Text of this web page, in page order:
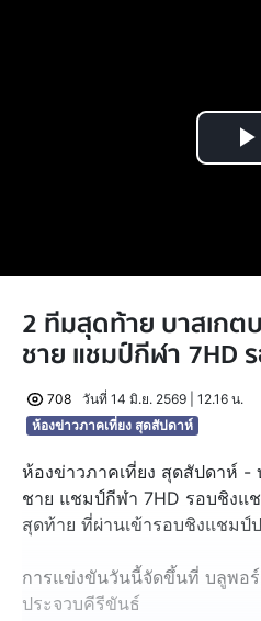
2 ทีมสุดท้าย บาสเกต
ชาย แชมป์กีฬา 7HD
708
วันที่ 14 มิ.ย. 2569 | 12.16 น.
ห้องข่าวภาคเที่ยง สุดสัปดาห์
ห้องข่าวภาคเที่ยง สุดสัปดาห์ -
ชาย แชมป์กีฬา 7HD รอบชิงแ
สุดท้าย ที่ผ่านเข้ารอบชิงแชมป์
การแข่งขันวันนี้จัดขึ้นที่ บลูพอ
ประจวบคีรีขันธ์